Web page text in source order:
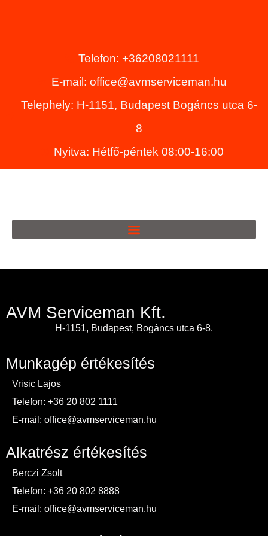
Telefon: +36208021111
E-mail: office@avmserviceman.hu
Telephely: H-1151, Budapest Bogáncs utca 6-
8
Nyitva: Hétfő-péntek 08:00-16:00
AVM Serviceman Kft.
H-1151, Budapest, Bogáncs utca 6-8.
Munkagép értékesítés
Vrisic Lajos
Telefon: +36 20 802 1111
E-mail: office@avmserviceman.hu
Alkatrész értékesítés
Berczi Zsolt
Telefon: +36 20 802 8888
E-mail: office@avmserviceman.hu